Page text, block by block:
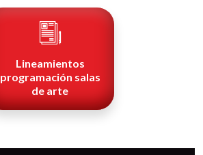
Lineamientos
programación salas
de arte